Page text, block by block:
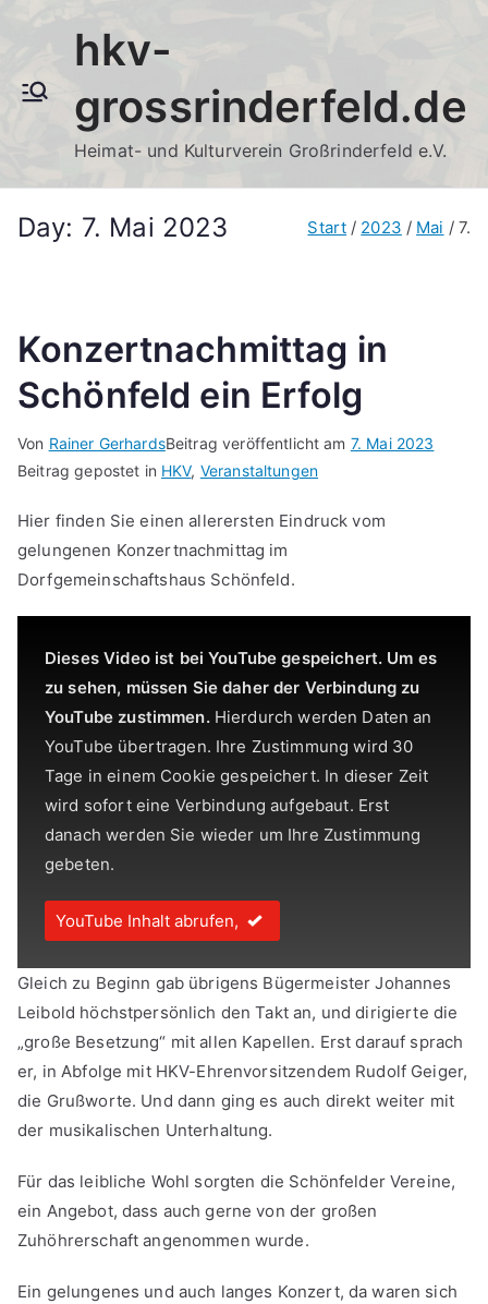
hkv-
grossrinderfeld.de
Heimat- und Kulturverein Großrinderfeld e.V.
Day: 7. Mai 2023 Start 2023 Mai 7.
Konzertnachmittag in
Schönfeld ein Erfolg
Von Rainer GerhardsBeitrag veröffentlicht am 7. Mai 2023
Beitrag gepostet in HKV, Veranstaltungen
Hier finden Sie einen allerersten Eindruck vom
gelungenen Konzertnachmittag im
Dorfgemeinschaftshaus Schönfeld.
Dieses Video ist bei YouTube gespeichert. Um es
zu sehen, müssen Sie daher der Verbindung zu
YouTube zustimmen.Hierdurch werden Daten an
YouTube übertragen. Ihre Zustimmung wird 30
Tage in einem Cookie gespeichert. In dieser Zeit
wird sofort eine Verbindung aufgebaut. Erst
danach werden Sie wieder um Ihre Zustimmung
gebeten.
YouTube Inhalt abrufen,
Gleich zu Beginn gab übrigens Bügermeister Johannes
Leibold höchstpersönlich den Takt an, und dirigierte die
„große Besetzung“ mit allen Kapellen. Erst darauf sprach
er, in Abfolge mit HKV-Ehrenvorsitzendem Rudolf Geiger,
die Grußworte. Und dann ging es auch direkt weiter mit
der musikalischen Unterhaltung.
Für das leibliche Wohl sorgten die Schönfelder Vereine,
ein Angebot, dass auch gerne von der großen
Zuhöhrerschaft angenommen wurde.
Ein gelungenes und auch langes Konzert, da waren sich